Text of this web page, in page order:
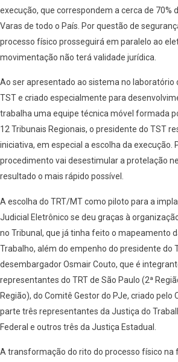
execução, que correspondem a cerca de 70%
Varas de todo o País. Por questão de
processo físico prosseguirá em paralelo ao
movimentação não terá validade jurídica.
Ao ser apresentado ao sistema no laboratório
TST e criado especialmente para
trabalha uma equipe técnica móvel formada
12 Tribunais Regionais, o presidente do TST
iniciativa, em especial a escolha da execução.
procedimento vai desestimular a protelação
resultado o mais rápido possível.
A escolha do TRT/MT como piloto para a
Judicial Eletrônico se deu graças à
no Tribunal, que já tinha feito o mapeamento
Trabalho, além do empenho do presidente do
desembargador Osmair Couto, que é
representantes do TRT de São Paulo (2ª
Região), do Comitê Gestor do PJe, criado pelo
parte três representantes da Justiça do
Federal e outros três da Justiça Estadual.
A transformação do rito do processo físico na